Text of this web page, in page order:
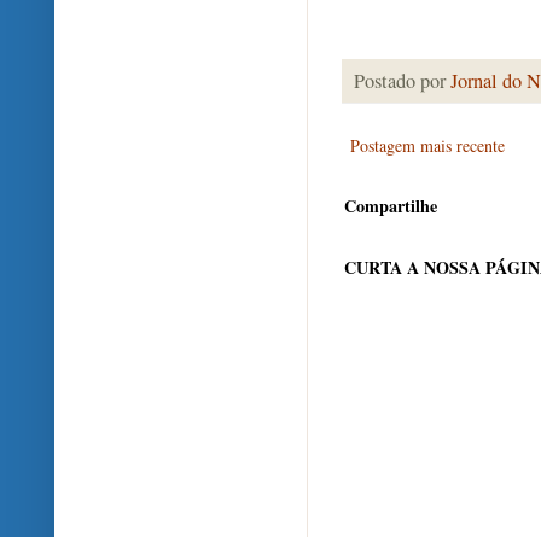
Postado porJornal do
Postagem mais recente
Compartilhe
CURTA A NOSSA